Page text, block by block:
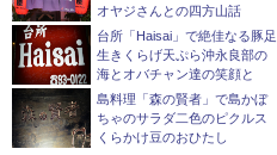
オヤジさんとの四方山話
台所「Haisai」で絶佳なる豚足
生きくらげ天ぷら沖永良部の
海とオバチャン達の笑顔と
島料理「森の賢者」で島かぼ
ちゃのサラダ二色のピクルス
くらかけ豆のおひたし